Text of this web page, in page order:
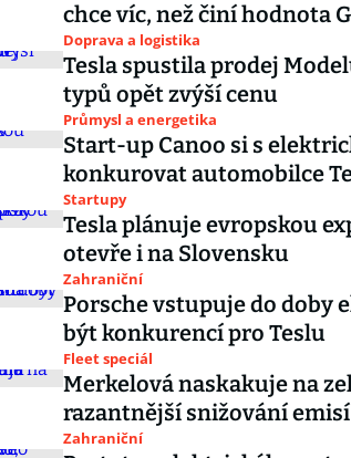
chce víc, než činí hodnota
Doprava a logistika
Tesla spustila prodej
typů opět zvýší cenu
Průmysl a energetika
Start-up Canoo si s
konkurovat automobilce
Startupy
Tesla plánuje evropskou
otevře i na Slovensku
Zahraniční
Porsche vstupuje do doby
být konkurencí pro Teslu
Fleet speciál
Merkelová naskakuje na
razantnější snižování emisí
Zahraniční